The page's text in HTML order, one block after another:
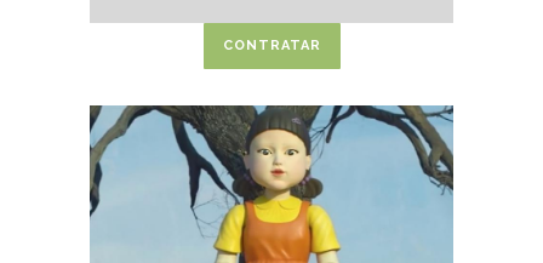
CONTRATAR